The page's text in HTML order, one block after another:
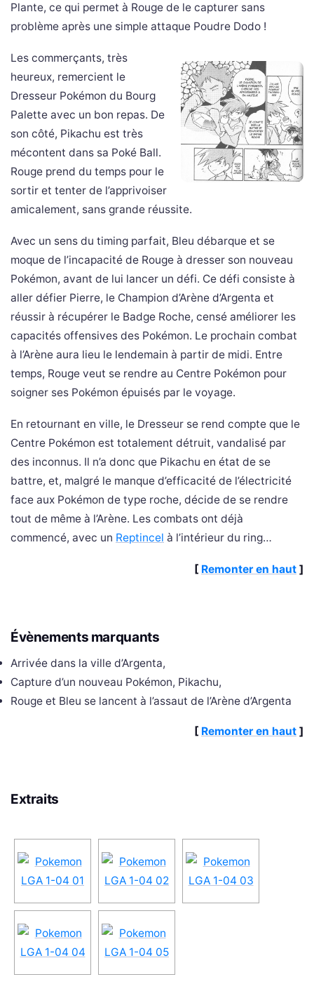
Plante, ce qui permet à Rouge de le capturer sans
problème après une simple attaque Poudre Dodo !
Les commerçants, très
heureux, remercient le
Dresseur Pokémon du Bourg
Palette avec un bon repas. De
son côté, Pikachu est très
mécontent dans sa Poké Ball.
Rouge prend du temps pour le
sortir et tenter de l’apprivoiser
amicalement, sans grande réussite.
Avec un sens du timing parfait, Bleu débarque et se
moque de l’incapacité de Rouge à dresser son nouveau
Pokémon, avant de lui lancer un défi. Ce défi consiste à
aller défier Pierre, le Champion d’Arène d’Argenta et
réussir à récupérer le Badge Roche, censé améliorer les
capacités offensives des Pokémon. Le prochain combat
à l’Arène aura lieu le lendemain à partir de midi. Entre
temps, Rouge veut se rendre au Centre Pokémon pour
soigner ses Pokémon épuisés par le voyage.
En retournant en ville, le Dresseur se rend compte que le
Centre Pokémon est totalement détruit, vandalisé par
des inconnus. Il n’a donc que Pikachu en état de se
battre, et, malgré le manque d’efficacité de l’électricité
face aux Pokémon de type roche, décide de se rendre
tout de même à l’Arène. Les combats ont déjà
commencé, avec un Reptincel à l’intérieur du ring…
[ Remonter en haut ]
Évènements marquants
Arrivée dans la ville d’Argenta,
Capture d’un nouveau Pokémon, Pikachu,
Rouge et Bleu se lancent à l’assaut de l’Arène d’Argenta
[ Remonter en haut ]
Extraits